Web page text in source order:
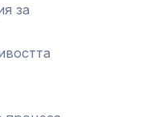
за